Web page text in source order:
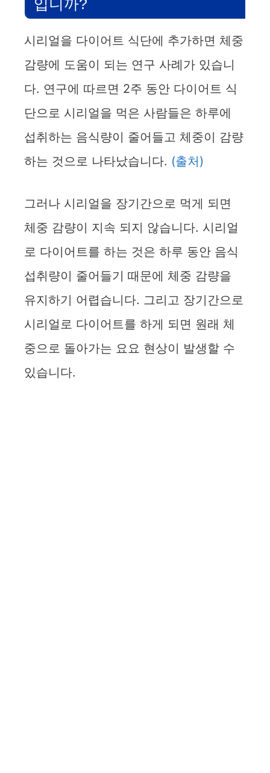
입니까?
시리얼을 다이어트 식단에 추가하면 체중
감량에 도움이 되는 연구 사례가 있습니
다. 연구에 따르면 2주 동안 다이어트 식
단으로 시리얼을 먹은 사람들은 하루에
섭취하는 음식량이 줄어들고 체중이 감량
하는 것으로 나타났습니다. (출처)
그러나 시리얼을 장기간으로 먹게 되면
체중 감량이 지속 되지 않습니다. 시리얼
로 다이어트를 하는 것은 하루 동안 음식
섭취량이 줄어들기 때문에 체중 감량을
유지하기 어렵습니다. 그리고 장기간으로
시리얼로 다이어트를 하게 되면 원래 체
중으로 돌아가는 요요 현상이 발생할 수
있습니다.